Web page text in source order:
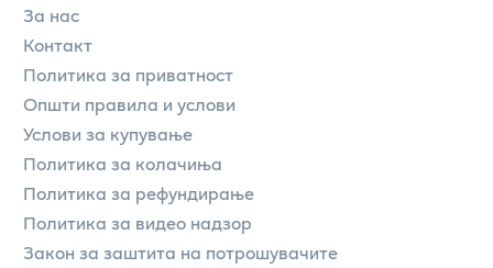
За нас
Контакт
Политика за приватност
Општи правила и услови
Услови за купување
Политика за колачиња
Политика за рефундирање
Политика за видео надзор
Закон за заштита на потрошувачите